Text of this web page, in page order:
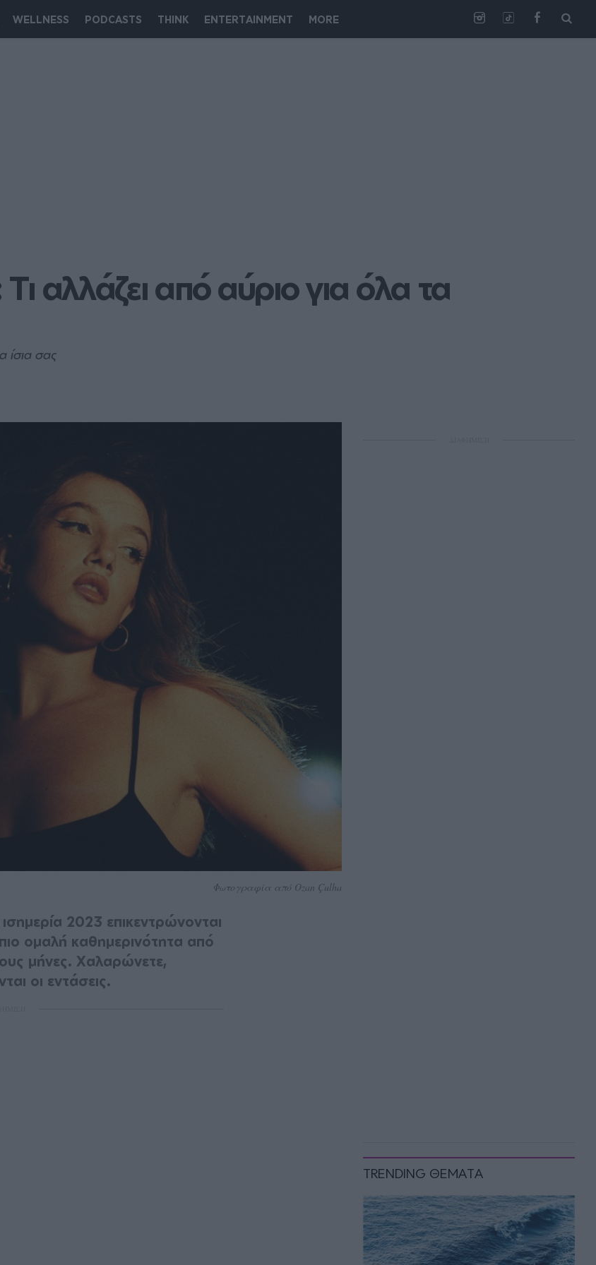
WELLNESS PODCASTS THINK ENTERTAINMENT MORE
αλλάζει από αύριο για όλα τα
ίσια σας
TRENDING ΘΕΜΑΤΑ
Φωτογραφία από Ozan Çulha
2023 επικεντρώνονται
ομαλή καθημερινότητα από
μήνες. Χαλαρώνετε,
οι εντάσεις.